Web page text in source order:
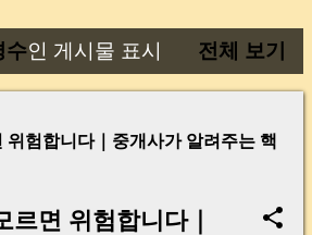
수인 게시물 표시 전체 보기
위험합니다｜중개사가 알려주는 핵
르면 위험합니다｜